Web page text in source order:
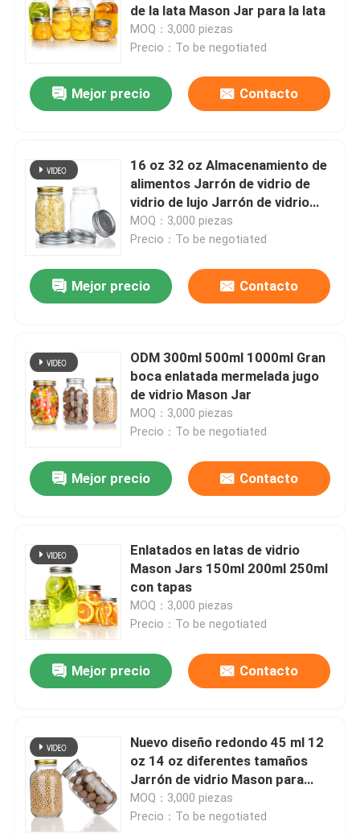
de la lata Mason Jar para la lata
MOQ：3,000 piezas
Precio：To be negotiated
Mejor precio Contacto
16 oz 32 oz Almacenamiento de
alimentos Jarrón de vidrio de
vidrio de lujo Jarrón de vidrio
transparente Mason
MOQ：3,000 piezas
Precio：To be negotiated
Mejor precio Contacto
ODM 300ml 500ml 1000ml Gran
boca enlatada mermelada jugo
de vidrio Mason Jar
MOQ：3,000 piezas
Precio：To be negotiated
Mejor precio Contacto
Enlatados en latas de vidrio
Mason Jars 150ml 200ml 250ml
con tapas
MOQ：3,000 piezas
Precio：To be negotiated
Mejor precio Contacto
Nuevo diseño redondo 45 ml 12
oz 14 oz diferentes tamaños
Jarrón de vidrio Mason para
almacenamiento de alimentos
MOQ：3,000 piezas
Precio：To be negotiated